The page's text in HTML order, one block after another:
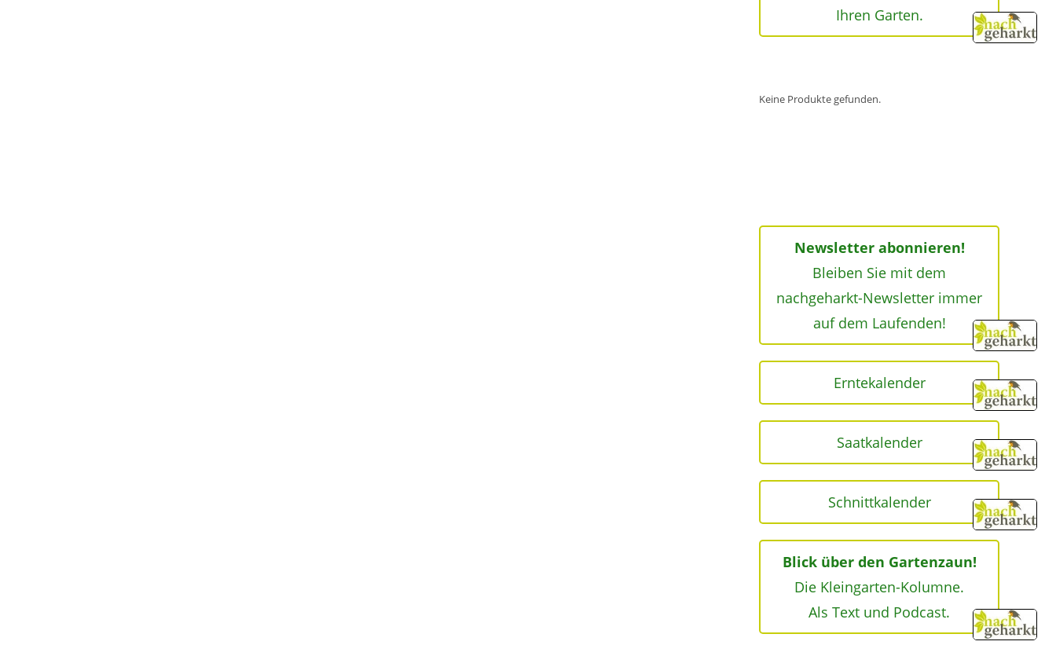
Ihren Garten.
Keine Produkte gefunden.
Newsletter abonnieren!
Bleiben Sie mit dem
nachgeharkt-Newsletter immer
auf dem Laufenden!
Erntekalender
Saatkalender
Schnittkalender
Blick über den Gartenzaun!
Die Kleingarten-Kolumne.
Als Text und Podcast.